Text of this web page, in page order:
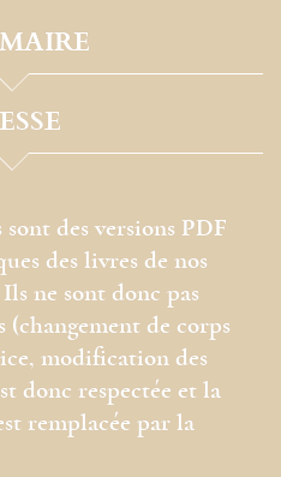
sont des versions PDF
des livres de nos
ne sont donc pas
de corps
modification des
donc respectée et la
remplacée par la